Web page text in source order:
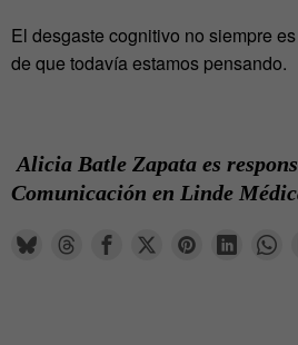
El desgaste cognitivo no siempre
de que todavía estamos pensando.
Alicia Batle Zapata es
Comunicación en Linde